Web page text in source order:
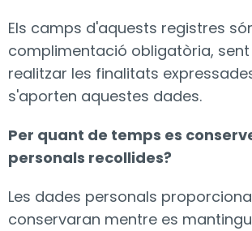
Els camps d'aquests registres
complimentació obligatòria,
realitzar les finalitats
s'aporten aquestes dades.
Per quant de temps es
personals recollides?
Les dades personals
conservaran mentre es